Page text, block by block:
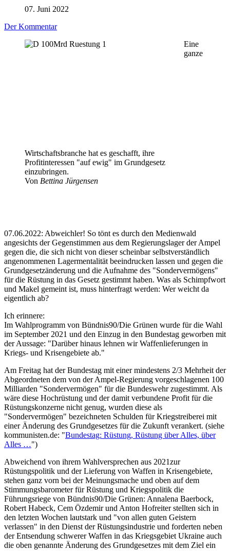
07. Juni 2022
Der Kommentar
Eine
ganze
Wirtschaftsbranche hat es geschafft, ihre
Profitinteressen "auf ewig" im Grundgesetz
einzubringen.
Von Bettina Jürgensen
07.06.2022: Abweichler! So tönt es durch den Medienwald
angesichts der Gegenstimmen aus dem Regierungslager der Ampel
gegen die, die sich nicht von dieser scheinbar selbstverständlich
angenommenen Lagermentalität beeindrucken lassen und gegen die
Grundgesetzänderung und die Aufnahme des "Sondervermögens"
für die Rüstung in das Gesetz gestimmt haben. Was als Schimpfwort
und Makel gemeint ist, muss hinterfragt werden: Wer weicht da
eigentlich ab?
Ich erinnere:
Im Wahlprogramm von Bündnis90/Die Grünen wurde für die Wahl
im September 2021 und den Einzug in den Bundestag geworben mit
der Aussage: "Darüber hinaus lehnen wir Waffenlieferungen in
Kriegs- und Krisengebiete ab."
Am Freitag hat der Bundestag mit einer mindestens 2/3 Mehrheit der
Abgeordneten dem von der Ampel-Regierung vorgeschlagenen 100
Milliarden "Sondervermögen" für die Bundeswehr zugestimmt. Als
wäre diese Hochrüstung und der damit verbundene Profit für die
Rüstungskonzerne nicht genug, wurden diese als
"Sondervermögen" bezeichneten Schulden für Kriegstreiberei mit
einer Änderung des Grundgesetzes für die Zukunft verankert. (siehe
kommunisten.de: "Bundestag: Rüstung, Rüstung über Alles, über
Alles …")
Abweichend von ihrem Wahlversprechen aus 2021zur
Rüstungspolitik und der Lieferung von Waffen in Krisengebiete,
stehen ganz vorn bei der Meinungsmache und oben auf dem
Stimmungsbarometer für Rüstung und Kriegspolitik die
Führungsriege von Bündnis90/Die Grünen: Annalena Baerbock,
Robert Habeck, Cem Özdemir und Anton Hofreiter stellten sich in
den letzten Wochen lautstark und "von allen guten Geistern
verlassen" in den Dienst der Rüstungsindustrie und forderten neben
der Entsendung schwerer Waffen in das Kriegsgebiet Ukraine auch
die oben genannte Änderung des Grundgesetzes mit dem Ziel ein